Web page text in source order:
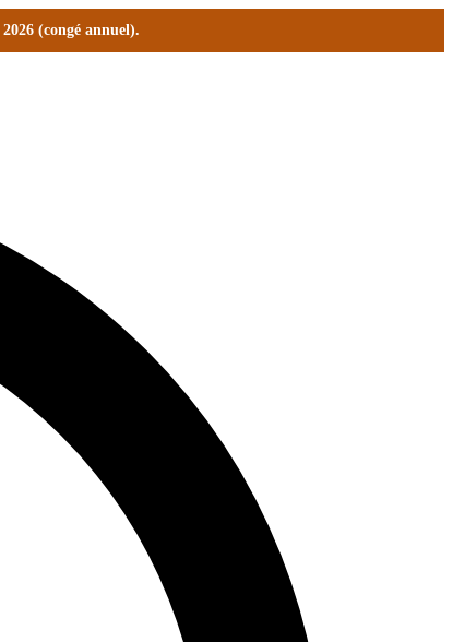
(congé annuel).